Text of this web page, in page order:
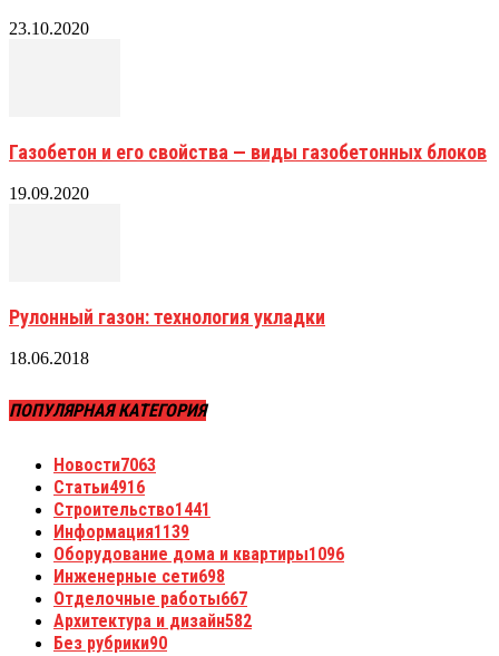
23.10.2020
Газобетон и его свойства — виды газобетонных блоков
19.09.2020
Рулонный газон: технология укладки
18.06.2018
ПОПУЛЯРНАЯ КАТЕГОРИЯ
Новости7063
Статьи4916
Строительство1441
Информация1139
Оборудование дома и квартиры1096
Инженерные сети698
Отделочные работы667
Архитектура и дизайн582
Без рубрики90